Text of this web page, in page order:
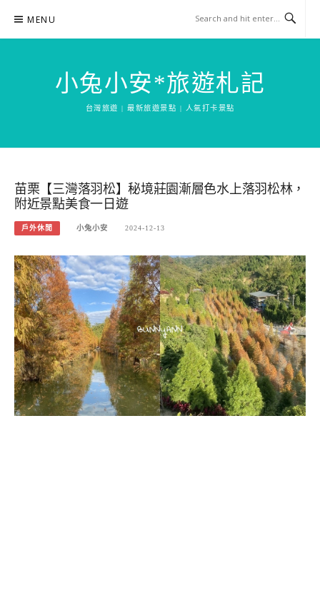
content
MENU
小兔小安*旅遊札記
台灣旅遊 | 最新旅遊景點 | 人氣打卡景點
苗栗【三灣落羽松】秘境莊園漸層色水上落羽松林，
附近景點美食一日遊
戶外休閒 小兔小安 2024-12-13